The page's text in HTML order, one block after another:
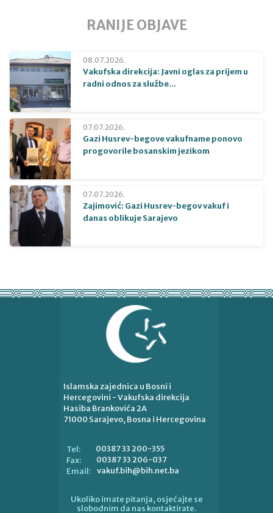
RANIJE OBJAVE
08.07.2026.
Vakufska direkcija: Javni oglas za prijem u
radni odnos za službe...
07.07.2026.
Gazi Husrev-begove vakufname ponovo
progovorile bosanskim jezikom
07.07.2026.
Zajimović: Gazi Husrev-begov vakuf i
danas oblikuje Sarajevo
Islamska zajednica u Bosni i
Hercegovini - Vakufska direkcija
Hasiba Brankovića 2A
71000 Sarajevo, Bosna i Hercegovina
Tel:
00387 33 200-355
Fax:
00387 33 206-037
Email: vakuf.bih@bih.net.ba
Ukoliko imate pitanja, osjećajte se
slobodnim da nas kontaktirate.